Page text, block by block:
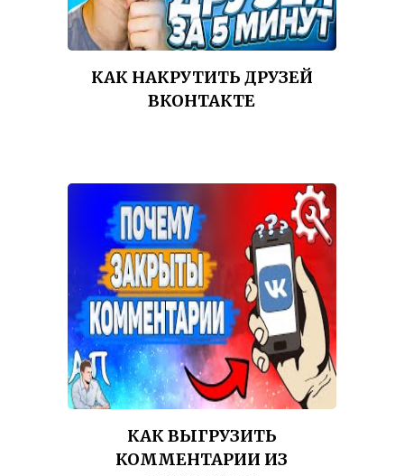
КАК НАКРУТИТЬ ДРУЗЕЙ
ВКОНТАКТЕ
КАК ВЫГРУЗИТЬ
КОММЕНТАРИИ ИЗ